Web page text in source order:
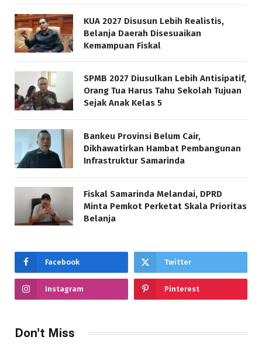
KUA 2027 Disusun Lebih Realistis,
Belanja Daerah Disesuaikan
Kemampuan Fiskal
SPMB 2027 Diusulkan Lebih Antisipatif,
Orang Tua Harus Tahu Sekolah Tujuan
Sejak Anak Kelas 5
Bankeu Provinsi Belum Cair,
Dikhawatirkan Hambat Pembangunan
Infrastruktur Samarinda
Fiskal Samarinda Melandai, DPRD
Minta Pemkot Perketat Skala Prioritas
Belanja
Facebook Twitter
Instagram Pinterest
Don't Miss